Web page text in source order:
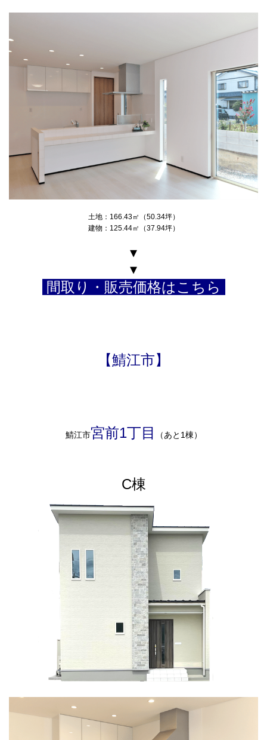
土地：166.43㎡（50.34坪）
建物：125.44㎡（37.94坪）
▾
▾
間取り・販売価格はこちら
【鯖江市】
鯖江市宮前1丁目 （あと1棟）
C棟